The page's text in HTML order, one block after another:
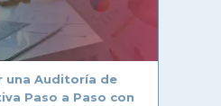
una Auditoría de
Paso a Paso con